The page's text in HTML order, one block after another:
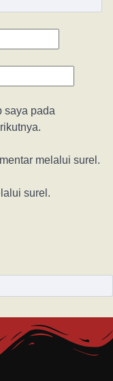
saya pada
melalui surel.
surel.